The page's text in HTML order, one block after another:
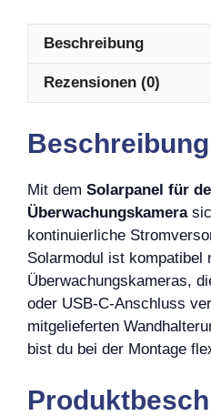
Beschreibung
Rezensionen (0)
Beschreibung
Mit dem Solarpanel für
Überwachungskamera
kontinuierliche
Solarmodul ist kompatibel
Überwachungskameras,
oder USB-C-Anschluss
mitgelieferten
bist du bei der Montage